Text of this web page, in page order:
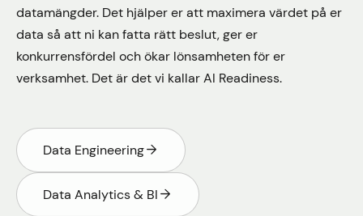
datamängder. Det hjälper er att maximera värdet på er
data så att ni kan fatta rätt beslut, ger er
konkurrensfördel och ökar lönsamheten för er
verksamhet. Det är det vi kallar AI Readiness.
Data Engineering
Data Analytics & BI